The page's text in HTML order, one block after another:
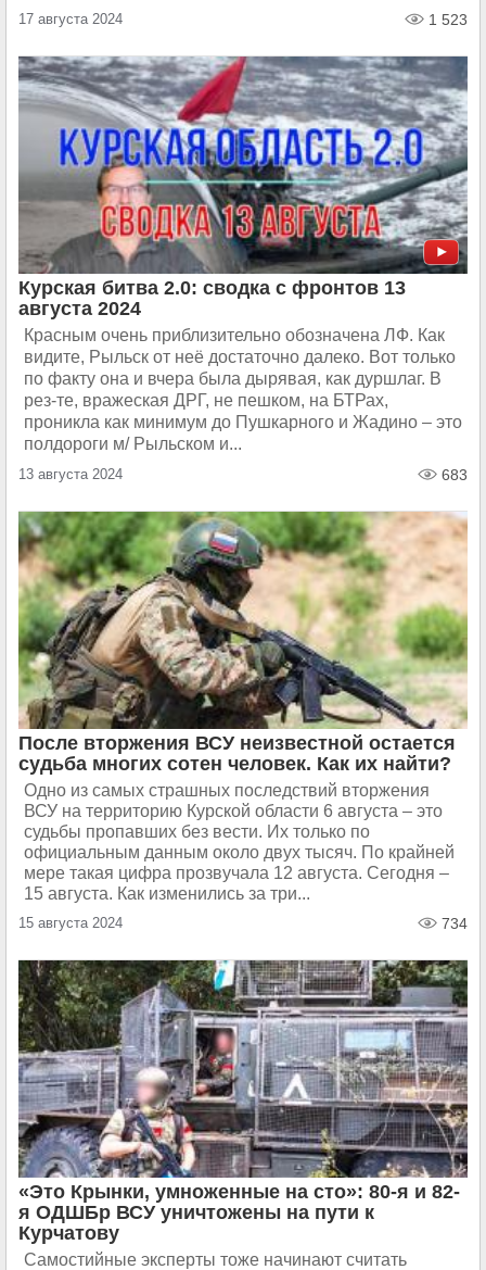
17 августа 2024 1 523
Курская битва 2.0: сводка с фронтов 13
августа 2024
Красным очень приблизительно обозначена ЛФ. Как
видите, Рыльск от неё достаточно далеко. Вот только
по факту она и вчера была дырявая, как дуршлаг. В
рез-те, вражеская ДРГ, не пешком, на БТРах,
проникла как минимум до Пушкарного и Жадино – это
полдороги м/ Рыльском и...
13 августа 2024 683
После вторжения ВСУ неизвестной остается
судьба многих сотен человек. Как их найти?
Одно из самых страшных последствий вторжения
ВСУ на территорию Курской области 6 августа – это
судьбы пропавших без вести. Их только по
официальным данным около двух тысяч. По крайней
мере такая цифра прозвучала 12 августа. Сегодня –
15 августа. Как изменились за три...
15 августа 2024 734
«Это Крынки, умноженные на сто»: 80-я и 82-
я ОДШБр ВСУ уничтожены на пути к
Курчатову
Самостийные эксперты тоже начинают считать